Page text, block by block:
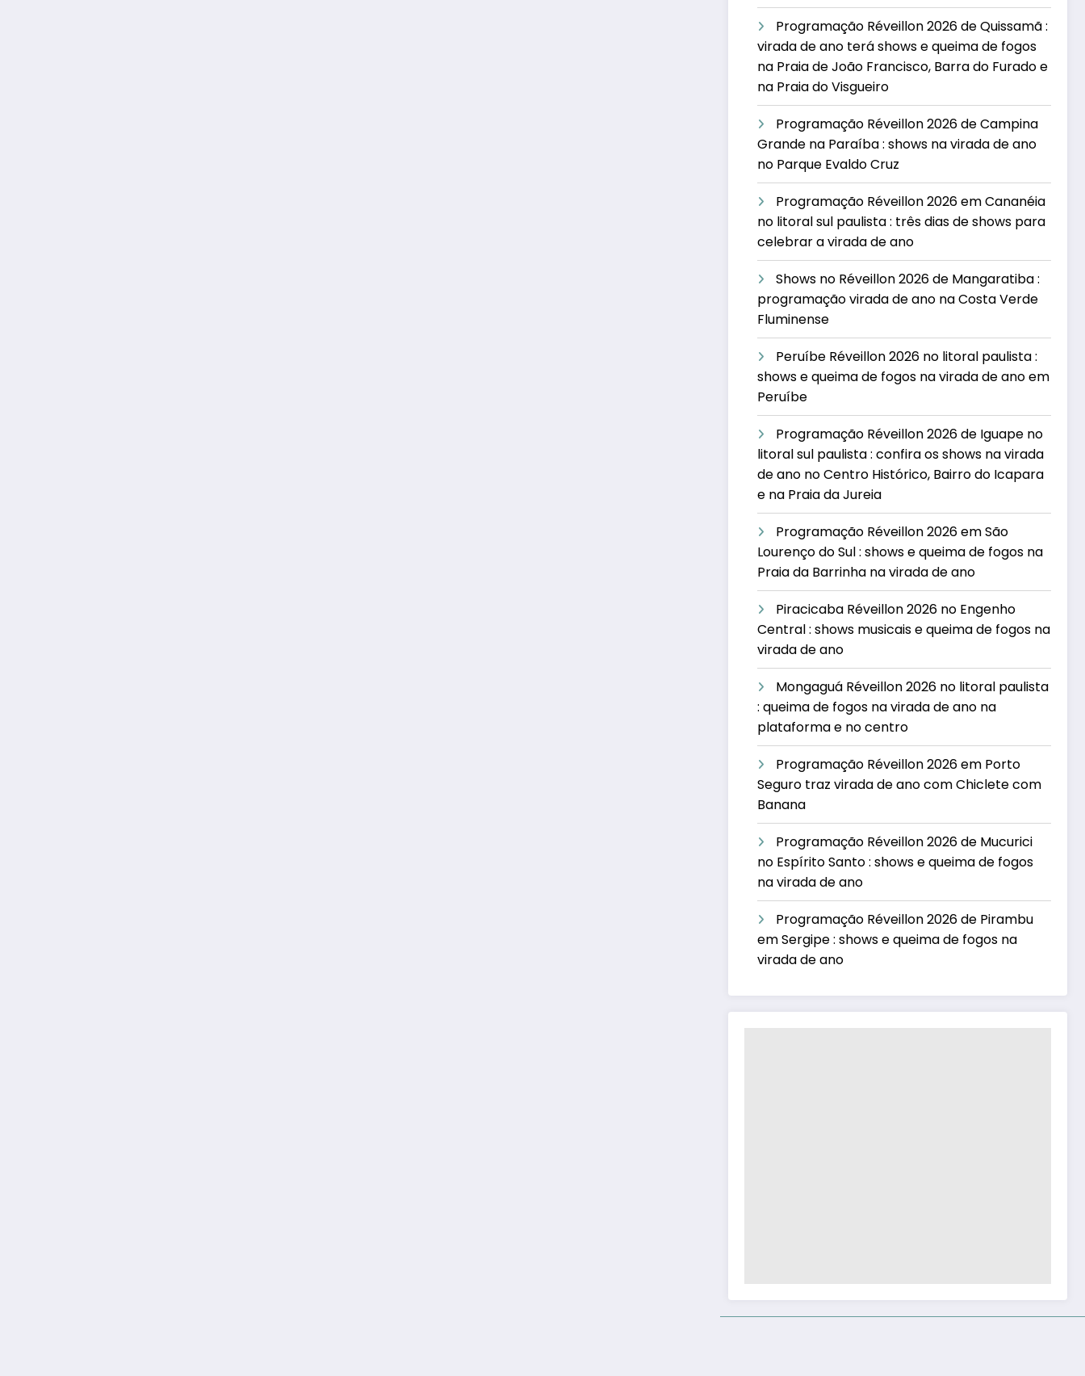
Programação Réveillon 2026 de Quissamã :
virada de ano terá shows e queima de fogos
na Praia de João Francisco, Barra do Furado e
na Praia do Visgueiro
Programação Réveillon 2026 de Campina
Grande na Paraíba : shows na virada de ano
no Parque Evaldo Cruz
Programação Réveillon 2026 em Cananéia
no litoral sul paulista : três dias de shows para
celebrar a virada de ano
Shows no Réveillon 2026 de Mangaratiba :
programação virada de ano na Costa Verde
Fluminense
Peruíbe Réveillon 2026 no litoral paulista :
shows e queima de fogos na virada de ano em
Peruíbe
Programação Réveillon 2026 de Iguape no
litoral sul paulista : confira os shows na virada
de ano no Centro Histórico, Bairro do Icapara
e na Praia da Jureia
Programação Réveillon 2026 em São
Lourenço do Sul : shows e queima de fogos na
Praia da Barrinha na virada de ano
Piracicaba Réveillon 2026 no Engenho
Central : shows musicais e queima de fogos na
virada de ano
Mongaguá Réveillon 2026 no litoral paulista
: queima de fogos na virada de ano na
plataforma e no centro
Programação Réveillon 2026 em Porto
Seguro traz virada de ano com Chiclete com
Banana
Programação Réveillon 2026 de Mucurici
no Espírito Santo : shows e queima de fogos
na virada de ano
Programação Réveillon 2026 de Pirambu
em Sergipe : shows e queima de fogos na
virada de ano